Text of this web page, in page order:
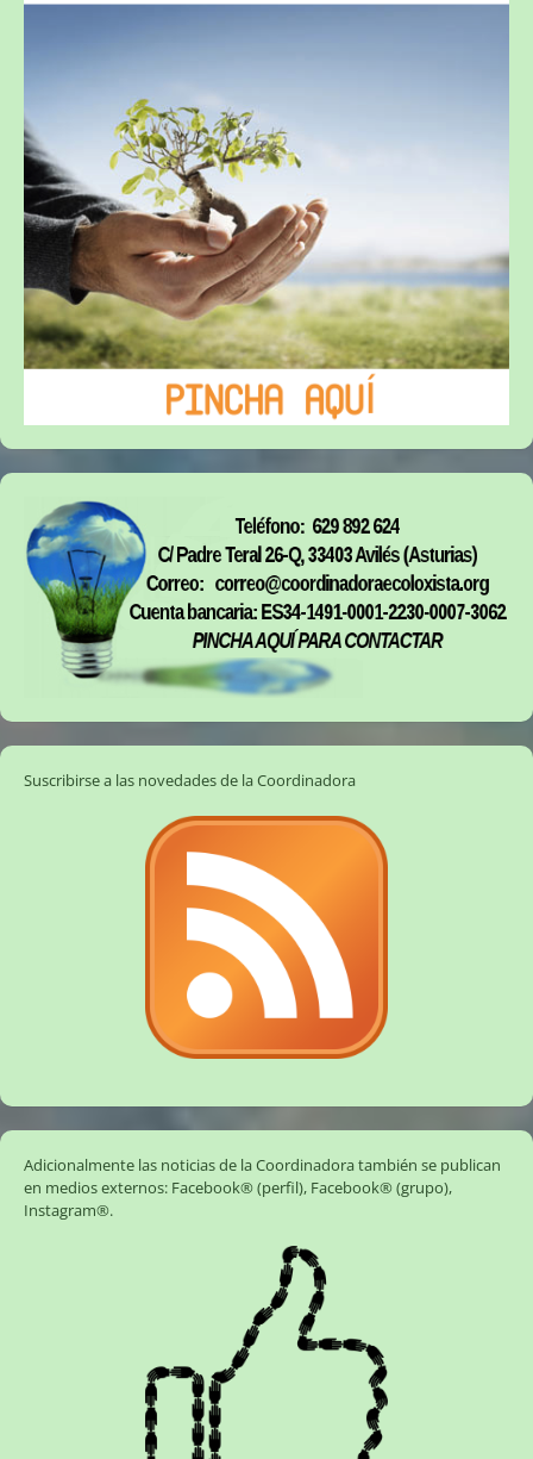
Suscribirse a las novedades de la Coordinadora
Adicionalmente las noticias de la Coordinadora también se publican
en medios externos: Facebook® (perfil), Facebook® (grupo),
Instagram®.